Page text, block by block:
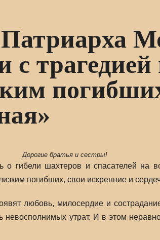
с
Дорогие братья и сестры!
о гибели шахтеров и спасателей на
погибших, свои искренние и
любовь, милосердие и
невосполнимых утрат. И в этом